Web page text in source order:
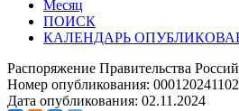
Месяц
ПОИСК
КАЛЕНДАРЬ
Распоряжение Правительства
Номер опубликования:
Дата опубликования: 02.11.2024